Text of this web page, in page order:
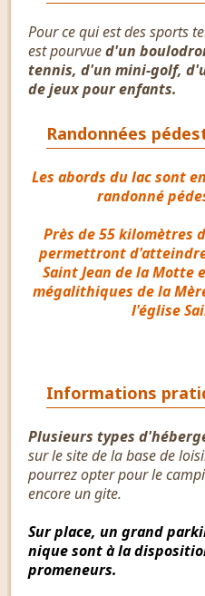
Pour ce qui est des sports
est pourvued'un
tennis, d'un mini-golf,
de jeux pour enfants.
Randonnées
Les abords du lac sont
randonné
Près de 55 kilomètres
permettront
Saint Jean de la Motte
mégalithiques de la
l'église
Informations
Plusieurs types
sur le site de la base de
pourrez opter pour le
encore un gite.
Sur place, un grand
nique sont à la
promeneurs.